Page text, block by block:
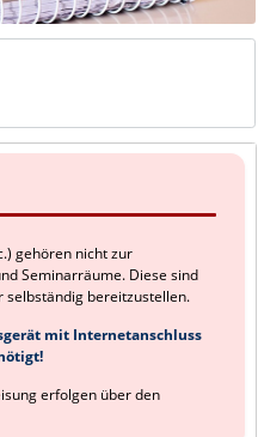
gehören nicht zur
Seminarräume. Diese sind
selbständig bereitzustellen.
mit Internetanschluss
erfolgen über den